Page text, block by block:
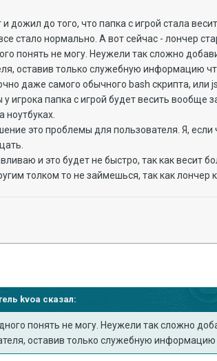
дожил до того, что папка с игрой стала
стало нормально. А вот сейчас - лончер
понять не могу. Неужели так сложно
оставив только служебную информацию
даже самого обычного bash скрипта, или
у игрока папка с игрой будет весить
ноутбуках.
это проблемы для пользователя. Я,
и это будет не быстро, так как весит
толком то не займешься, так как лончер
kvoa сказал:
понять не могу. Неужели так сложно
оставив только служебную информацию